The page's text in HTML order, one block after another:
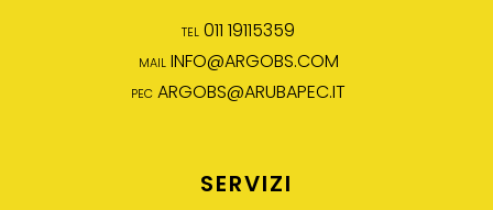
tel 011 19115359
mailINFO@ARGOBS.COM
pecARGOBS@ARUBAPEC.IT
SERVIZI